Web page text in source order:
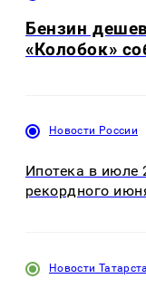
Бензин
«Колобок»
Новости России
Ипотека в июле
рекордного
Новости